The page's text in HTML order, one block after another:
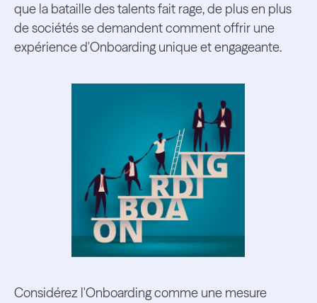
que la bataille des talents fait rage, de plus en plus
de sociétés se demandent comment offrir une
expérience d'Onboarding unique et engageante.
Considérez l'Onboarding comme une mesure